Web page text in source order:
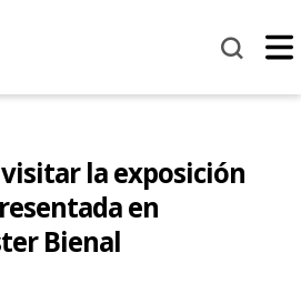
la exposición
en
Bienal